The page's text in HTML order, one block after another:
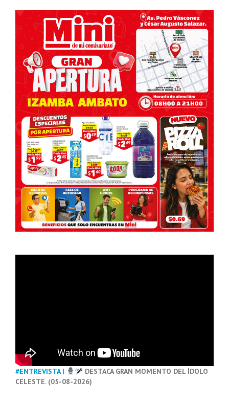
#ENTREVISTA|
DESTACA GRAN MOMENTO DEL ÍDOLO
CELESTE. (05-08-2026)